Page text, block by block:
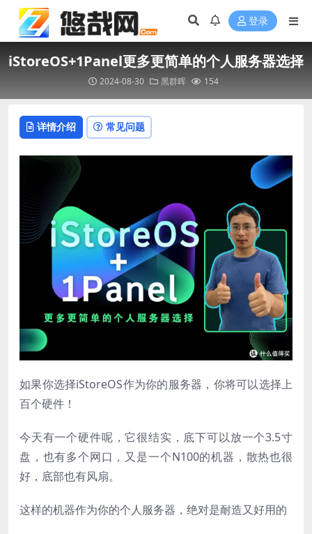
登录
iStoreOS+1Panel更多更简单的个人服务器选择
2024-08-30 黑群晖 154
详情介绍 常见问题
如果你选择iStoreOS作为你的服务器，你将可以选择上
百个硬件！
今天有一个硬件呢，它很结实，底下可以放一个3.5寸
盘，也有多个网口，又是一个N100的机器，散热也很
好，底部也有风扇。
这样的机器作为你的个人服务器，绝对是耐造又好用的